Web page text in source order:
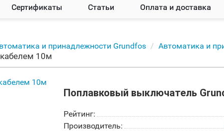
Сертификаты Статьи Оплата и доставка
и принадлежности Grundfos Автоматика и
10м
Поплавковый выключатель
Рейтинг:
Производитель: